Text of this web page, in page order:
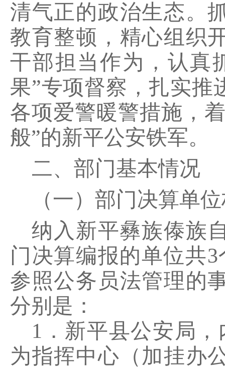
清气正的政治生态。
教育整顿，精心组织
干部担当作为，认真
果”专项督察，扎实推
各项爱警暖警措施，
般”的新平公安铁军。
二、部门基本情况
（一）部门决算单
纳入新平彝族傣族
门决算编报的单位共3
参照公务员法管理的
分别是：
1．新平县公安局
为指挥中心（加挂办